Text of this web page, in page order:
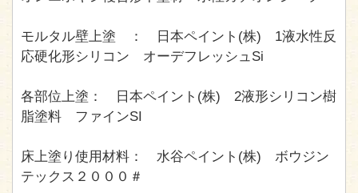
モルタル壁上塗 ： 日本ペイント(株) 1液水性反
応硬化形シリコン オーデフレッシュSi
各部位上塗： 日本ペイント(株) 2液形シリコン樹
脂塗料 ファインSI
床上塗り使用材料： 水谷ペイント(株) ボウジン
テックス２０００＃